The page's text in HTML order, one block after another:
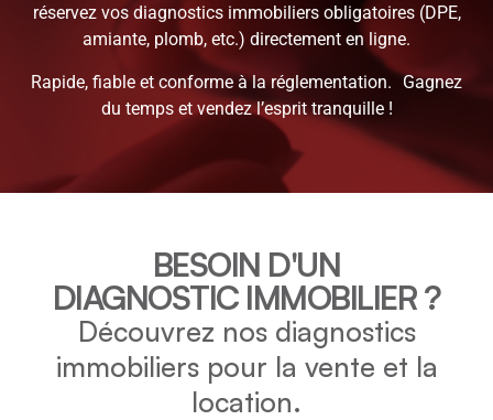
réservez vos diagnostics immobiliers obligatoires (DPE,
amiante, plomb, etc.) directement en ligne.
Rapide, fiable et conforme à la réglementation. Gagnez
du temps et vendez l’esprit tranquille !
BESOIN D'UN
DIAGNOSTIC IMMOBILIER ?
Découvrez nos diagnostics
immobiliers pour la vente et la
location.